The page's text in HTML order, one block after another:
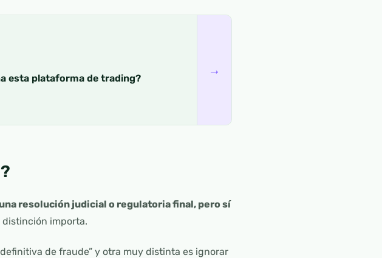
esta plataforma de trading?
→
resolución judicial o regulatoria final, pero sí
distinción importa.
de fraude” y otra muy distinta es ignorar